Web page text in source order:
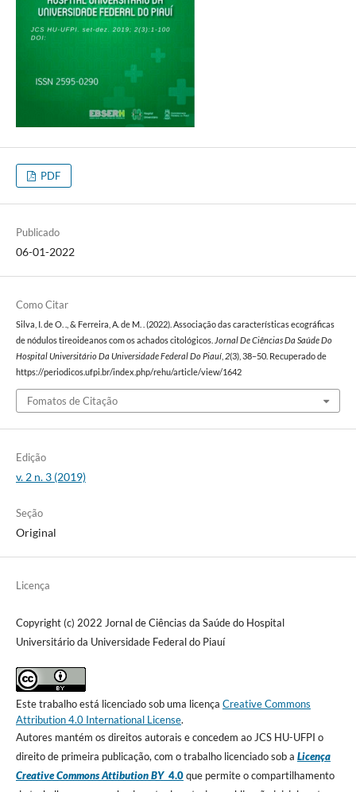
PDF
Publicado
06-01-2022
Como Citar
Silva, I. de O. ., & Ferreira, A. de M. . (2022). Associação das características ecográficas
de nódulos tireoideanos com os achados citológicos. Jornal De Ciências Da Saúde Do
Hospital Universitário Da Universidade Federal Do Piauí, 2(3), 38–50. Recuperado de
https://periodicos.ufpi.br/index.php/rehu/article/view/1642
Fomatos de Citação
Edição
v. 2 n. 3 (2019)
Seção
Original
Licença
Copyright (c) 2022 Jornal de Ciências da Saúde do Hospital
Universitário da Universidade Federal do Piauí
Este trabalho está licenciado sob uma licença Creative Commons
Attribution 4.0 International License.
Autores mantém os direitos autorais e concedem ao JCS HU-UFPI o
direito de primeira publicação, com o trabalho licenciado sob a Licença
Creative Commons Attibution BY4.0que permite o compartilhamento